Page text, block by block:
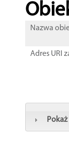
Nazwa
Adres URI